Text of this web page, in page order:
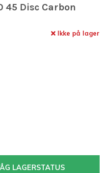
45 Disc Carbon
Ikke på lager
LAGERSTATUS